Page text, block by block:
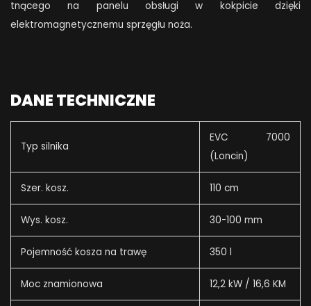
tnącego na panelu obsługi w kokpicie dzięki
elektromagnetycznemu sprzęgłu noża.
DANE TECHNICZNE
Typ silnika
EVC 7000
(Loncin)
Szer. kosz. 110 cm
Wys. kosz. 30-100 mm
Pojemność kosza na trawę 350 l
Moc znamionowa 12,2 kW / 16,6 KM